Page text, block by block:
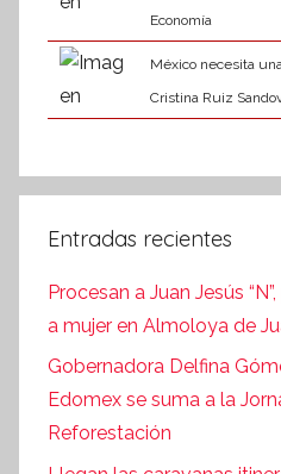
Economía
México necesita
Cristina Ruiz
Entradas recientes
Procesan a Juan Jesús
a mujer en Almoloya de
Gobernadora Delfina
Edomex se suma a la
Reforestación